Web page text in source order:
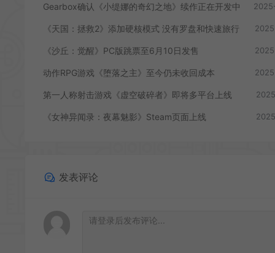
Gearbox确认《小缇娜的奇幻之地》续作正在开发中
《天国：拯救2》添加硬核模式 没有罗盘和快速旅行
《沙丘：觉醒》PC版跳票至6月10日发售
动作RPG游戏《堕落之主》至今仍未收回成本
第一人称射击游戏《虚空破碎者》即将多平台上线
《女神异闻录：夜幕魅影》Steam页面上线
发表评论